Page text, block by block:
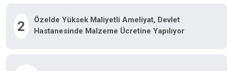
2
Özelde Yüksek Maliyetli Ameliyat, Devlet
Hastanesinde Malzeme Ücretine Yapılıyor